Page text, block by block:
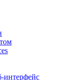
интерфейс